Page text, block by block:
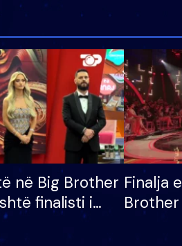
në Big Brother
finalisti i
shtëpinë
Finalja
Brother
banori